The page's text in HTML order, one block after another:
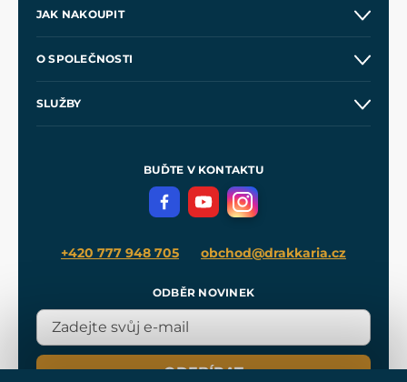
JAK NAKOUPIT
Velkoobchod
O SPOLEČNOSTI
SLUŽBY
Meče pro Kingdom Come
BUĎTE V KONTAKTU
+420 777 948 705 obchod@drakkaria.cz
ODBĚR NOVINEK
ODEBÍRAT